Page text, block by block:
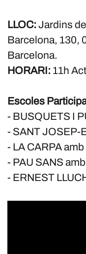
LLOC: Jardins
Barcelona, 130,
Barcelona.
HORARI: 11h
Escoles
- BUSQUETS I
- SANT JOSEP-
- LA CARPA
- PAU SANS
- ERNEST